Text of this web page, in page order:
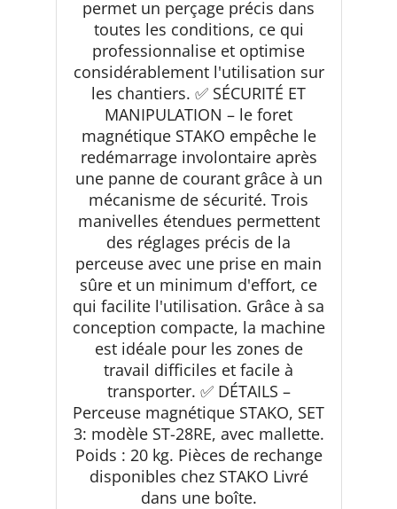
permet un perçage précis dans
toutes les conditions, ce qui
professionnalise et optimise
considérablement l'utilisation sur
les chantiers. ✅ SÉCURITÉ ET
MANIPULATION – le foret
magnétique STAKO empêche le
redémarrage involontaire après
une panne de courant grâce à un
mécanisme de sécurité. Trois
manivelles étendues permettent
des réglages précis de la
perceuse avec une prise en main
sûre et un minimum d'effort, ce
qui facilite l'utilisation. Grâce à sa
conception compacte, la machine
est idéale pour les zones de
travail difficiles et facile à
transporter. ✅ DÉTAILS –
Perceuse magnétique STAKO, SET
3: modèle ST-28RE, avec mallette.
Poids : 20 kg. Pièces de rechange
disponibles chez STAKO Livré
dans une boîte.